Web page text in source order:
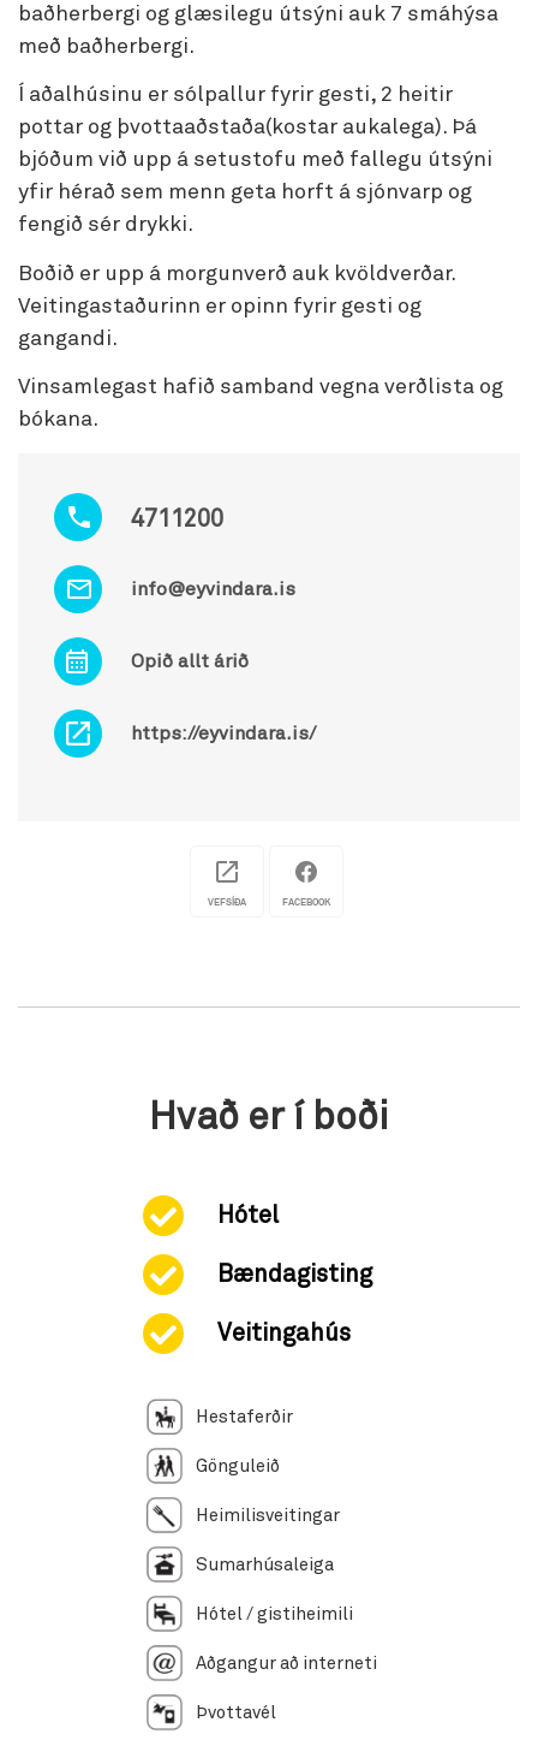
4711200
info@eyvindara.is
Opið allt árið
https://eyvindara.is/
baðherbergi og glæsilegu útsýni auk 7 smáhýsa
með baðherbergi.
Í aðalhúsinu er sólpallur fyrir gesti, 2 heitir
pottar og þvottaaðstaða(kostar aukalega). Þá
bjóðum við upp á setustofu með fallegu útsýni
yfir hérað sem menn geta horft á sjónvarp og
fengið sér drykki.
Boðið er upp á morgunverð auk kvöldverðar.
Veitingastaðurinn er opinn fyrir gesti og
gangandi.
Vinsamlegast hafið samband vegna verðlista og
bókana.
VEFSÍÐA FACEBOOK
Hvað er í boði
Hótel
Bændagisting
Veitingahús
Hestaferðir
Gönguleið
Heimilisveitingar
Sumarhúsaleiga
Hótel / gistiheimili
Aðgangur að interneti
Þvottavél